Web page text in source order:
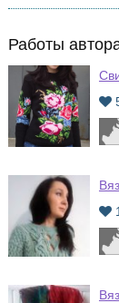
Работы